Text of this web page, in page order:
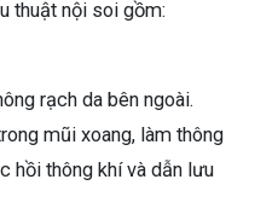
thuật nội soi gồm:
rạch da bên ngoài.
mũi xoang, làm thông
hồi thông khí và dẫn lưu